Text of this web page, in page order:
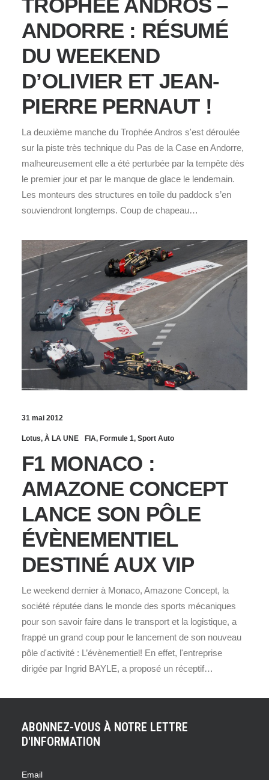
TROPHÉE ANDROS –
ANDORRE : RÉSUMÉ
DU WEEKEND
D’OLIVIER ET JEAN-
PIERRE PERNAUT !
La deuxième manche du Trophée Andros s'est déroulée
sur la piste très technique du Pas de la Case en Andorre,
malheureusement elle a été perturbée par la tempête dès
le premier jour et par le manque de glace le lendemain.
Les monteurs des structures en toile du paddock s’en
souviendront longtemps. Coup de chapeau…
31 mai 2012
Lotus, À LA UNE FIA, Formule 1, Sport Auto
F1 MONACO :
AMAZONE CONCEPT
LANCE SON PÔLE
ÉVÈNEMENTIEL
DESTINÉ AUX VIP
Le weekend dernier à Monaco, Amazone Concept, la
société réputée dans le monde des sports mécaniques
pour son savoir faire dans le transport et la logistique, a
frappé un grand coup pour le lancement de son nouveau
pôle d'activité : L’évènementiel! En effet, l'entreprise
dirigée par Ingrid BAYLE, a proposé un réceptif…
ABONNEZ-VOUS À NOTRE LETTRE
D'INFORMATION
Email